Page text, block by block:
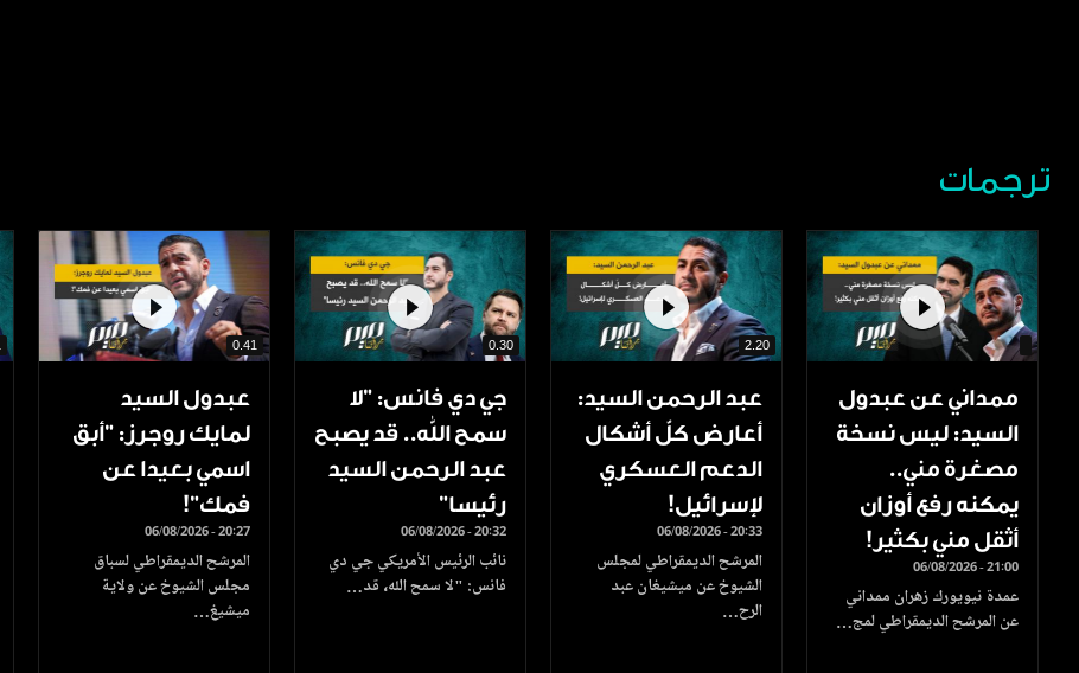
ترجمات
ممداني عن عبدول
السيد: ليس نسخة
مصغرة مني..
يمكنه رفع أوزان
أثقل مني بكثير!
06/08/2026 - 21:00
عمدة نيويورك زهران ممداني
عن المرشح الديمقراطي لمج…
2.20
عبد الرحمن السيد:
أعارض كلّ أشكال
الدعم العسكري
لإسرائيل!
06/08/2026 - 20:33
المرشح الديمقراطي لمجلس
الشيوخ عن ميشيغان عبد
الرح…
0.30
جي دي فانس: ”لا
سمح الله.. قد يصبح
عبد الرحمن السيد
رئيسا”
06/08/2026 - 20:32
نائب الرئيس الأمريكي جي دي
فانس: "لا سمح الله، قد…
0.41
عبدول السيد
لمايك روجرز: "أبق
اسمي بعيدا عن
فمك"!
06/08/2026 - 20:27
المرشح الديمقراطي لسباق
مجلس الشيوخ عن ولاية
ميشيغ…